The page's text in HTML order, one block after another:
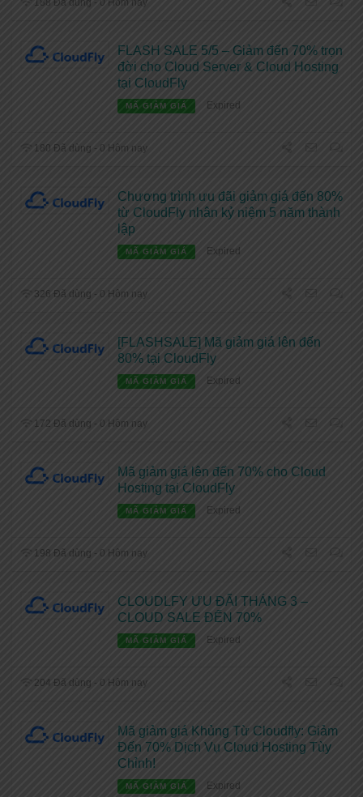
FLASH SALE 5/5 – Giảm đến 70% trọn
đời cho Cloud Server & Cloud Hosting
tại CloudFly
MÃ GIẢM GIÁ Expired
180 Đã dùng - 0 Hôm nay
Chương trình ưu đãi giảm giá đến 80%
từ CloudFly nhân kỷ niệm 5 năm thành
lập
MÃ GIẢM GIÁ Expired
326 Đã dùng - 0 Hôm nay
[FLASHSALE] Mã giảm giá lên đến
80% tại CloudFly
MÃ GIẢM GIÁ Expired
172 Đã dùng - 0 Hôm nay
Mã giảm giá lên đến 70% cho Cloud
Hosting tại CloudFly
MÃ GIẢM GIÁ Expired
198 Đã dùng - 0 Hôm nay
CLOUDLFY ƯU ĐÃI THÁNG 3 –
CLOUD SALE ĐẾN 70%
MÃ GIẢM GIÁ Expired
204 Đã dùng - 0 Hôm nay
Mã giảm giá Khủng Từ Cloudfly: Giảm
Đến 70% Dịch Vụ Cloud Hosting Tùy
Chỉnh!
MÃ GIẢM GIÁ Expired